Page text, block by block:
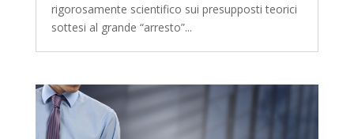
rigorosamente scientifico sui presupposti teorici
sottesi al grande “arresto”...